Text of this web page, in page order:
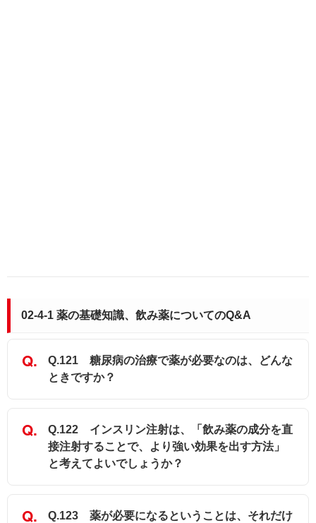
02-4-1 薬の基礎知識、飲み薬についてのQ&A
Q.121 糖尿病の治療で薬が必要なのは、どんな
ときですか？
Q.122 インスリン注射は、「飲み薬の成分を直
接注射することで、より強い効果を出す方法」
と考えてよいでしょうか？
Q.123 薬が必要になるということは、それだけ